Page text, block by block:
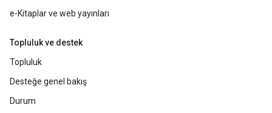
e-Kitaplar ve web yayınları
Topluluk ve destek
Topluluk
Desteğe genel bakış
Durum